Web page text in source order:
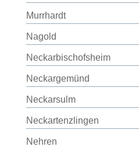
Murrhardt
Nagold
Neckarbischofsheim
Neckargemünd
Neckarsulm
Neckartenzlingen
Nehren